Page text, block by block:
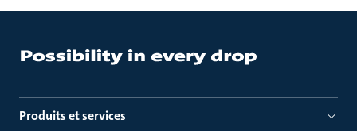
Produits et services